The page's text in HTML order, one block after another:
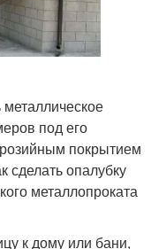
металлическое
под его
покрытием
сделать опалубку
металлопроката
к дому или бани,